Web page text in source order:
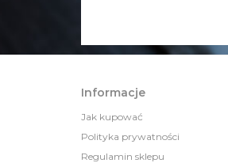
Informacje
Jak kupować
Polityka prywatności
Regulamin sklepu